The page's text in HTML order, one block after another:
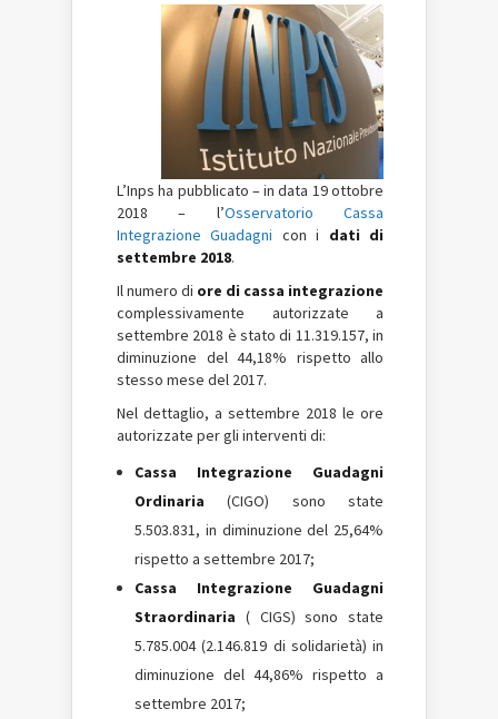
L’Inps ha pubblicato – in data 19 ottobre
2018 – l’OsservatorioCassa
Integrazione Guadagni con i dati di
settembre 2018.
Il numero di ore di cassa integrazione
complessivamente autorizzate a
settembre 2018 è stato di 11.319.157, in
diminuzione del 44,18% rispetto allo
stesso mese del 2017.
Nel dettaglio, a settembre 2018 le ore
autorizzate per gli interventi di:
Cassa Integrazione Guadagni
Ordinaria (CIGO) sono state
5.503.831, in diminuzione del 25,64%
rispetto a settembre 2017;
Cassa Integrazione Guadagni
Straordinaria ( CIGS) sono state
5.785.004 (2.146.819 di solidarietà) in
diminuzione del 44,86% rispetto a
settembre 2017;